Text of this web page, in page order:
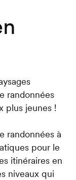
randonnées
plus jeunes !
randonnées à
pour le
itinéraires en
niveaux qui